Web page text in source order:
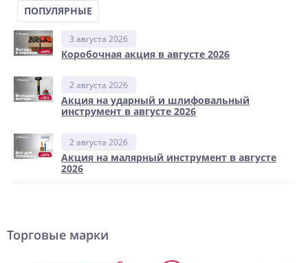
ПОПУЛЯРНЫЕ
3 августа 2026
Коробочная акция в августе 2026
2 августа 2026
Акция на ударный и шлифовальный
инструмент в августе 2026
2 августа 2026
Акция на малярный инструмент в августе
2026
Торговые марки